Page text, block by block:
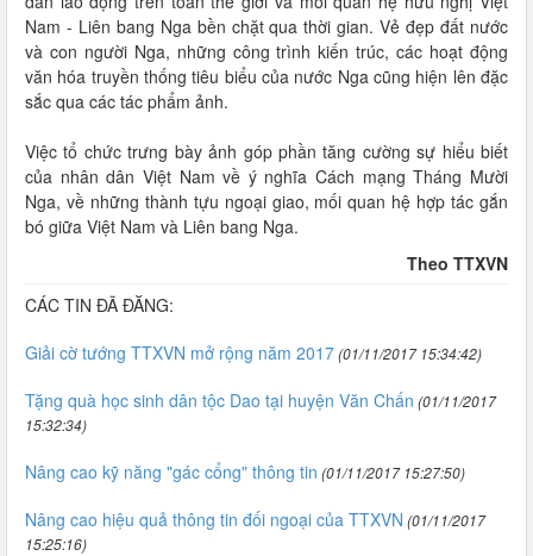
Nam - Liên bang Nga bền chặt qua thời gian. Vẻ đẹp đất nước
và con người Nga, những công trình kiến trúc, các hoạt động
văn hóa truyền thống tiêu biểu của nước Nga cũng hiện lên đặc
sắc qua các tác phẩm ảnh.
Việc tổ chức trưng bày ảnh góp phần tăng cường sự hiểu biết
của nhân dân Việt Nam về ý nghĩa Cách mạng Tháng Mười
Nga, về những thành tựu ngoại giao, mối quan hệ hợp tác gắn
bó giữa Việt Nam và Liên bang Nga.
Theo TTXVN
CÁC TIN ĐÃ ĐĂNG:
Giải cờ tướng TTXVN mở rộng năm 2017(01/11/2017 15:34:42)
Tặng quà học sinh dân tộc Dao tại huyện Văn Chấn (01/11/2017
15:32:34)
Nâng cao kỹ năng "gác cổng" thông tin (01/11/2017 15:27:50)
Nâng cao hiệu quả thông tin đối ngoại của TTXVN (01/11/2017
15:25:16)